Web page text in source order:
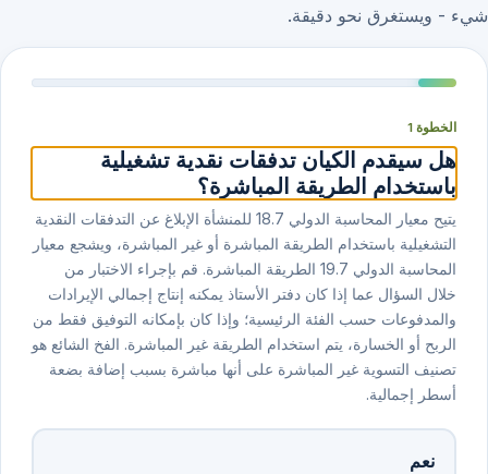
شيء - ويستغرق نحو دقيقة.
الخطوة 1
هل سيقدم الكيان تدفقات نقدية تشغيلية
باستخدام الطريقة المباشرة؟
يتيح معيار المحاسبة الدولي ⁦7⁩.⁦18⁩ للمنشأة الإبلاغ عن التدفقات النقدية
التشغيلية باستخدام الطريقة المباشرة أو غير المباشرة، ويشجع معيار
المحاسبة الدولي ⁦7⁩.⁦19⁩ الطريقة المباشرة. قم بإجراء الاختبار من
خلال السؤال عما إذا كان دفتر الأستاذ يمكنه إنتاج إجمالي الإيرادات
والمدفوعات حسب الفئة الرئيسية؛ وإذا كان بإمكانه التوفيق فقط من
الربح أو الخسارة، يتم استخدام الطريقة غير المباشرة. الفخ الشائع هو
تصنيف التسوية غير المباشرة على أنها مباشرة بسبب إضافة بضعة
أسطر إجمالية.
نعم